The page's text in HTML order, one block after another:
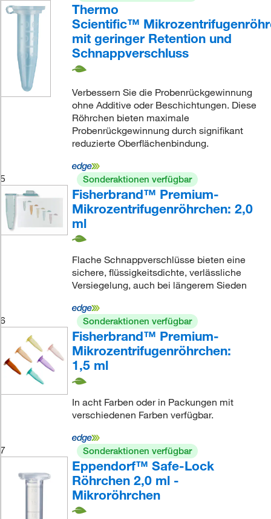
Thermo
Scientific™
mit geringer Retention und
Schnappverschluss
Verbessern Sie die Probenrückgewinnung
ohne Additive oder Beschichtungen. Diese
Röhrchen bieten maximale
Probenrückgewinnung durch signifikant
reduzierte Oberflächenbindung.
5 Sonderaktionen verfügbar
Fisherbrand™ Premium-
Mikrozentrifugenröhrchen: 2,0
ml
Flache Schnappverschlüsse bieten eine
sichere, flüssigkeitsdichte, verlässliche
Versiegelung, auch bei längerem Sieden
6 Sonderaktionen verfügbar
Fisherbrand™ Premium-
Mikrozentrifugenröhrchen:
1,5 ml
In acht Farben oder in Packungen mit
verschiedenen Farben verfügbar.
7 Sonderaktionen verfügbar
Eppendorf™ Safe-Lock
Röhrchen 2,0 ml -
Mikroröhrchen